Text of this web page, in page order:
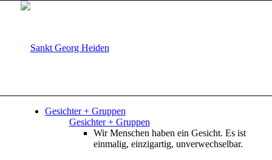
Gesichter + Gruppen
Gesichter + Gruppen
Wir Menschen haben ein Gesicht. Es ist
einmalig, einzigartig, unverwechselbar.